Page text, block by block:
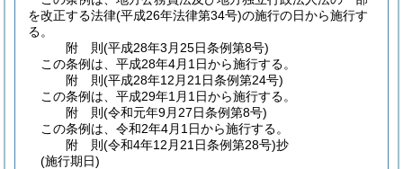
を改正する法律(平成26年法律第34号)の施行の日から施行す
る。
附 則(平成28年3月25日条例第8号)
この条例は、平成28年4月1日から施行する。
附 則(平成28年12月21日条例第24号)
この条例は、平成29年1月1日から施行する。
附 則(令和元年9月27日条例第8号)
この条例は、令和2年4月1日から施行する。
附 則(令和4年12月21日条例第28号)抄
(施行期日)